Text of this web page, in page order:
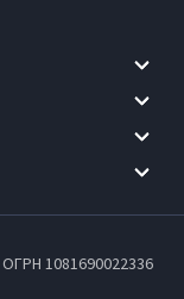
ОГРН 1081690022336